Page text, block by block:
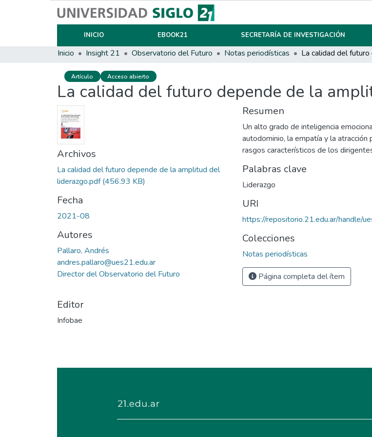
INICIO EBOOK21 SECRETARÍA DE INVESTIGACIÓN
Inicio Insight 21 Observatorio del Futuro Notas periodísticas
Artículo Acceso abierto
La calidad del futuro depende de la
Archivos
La calidad del futuro depende de la amplitud del
liderazgo.pdf(456.93 KB)
Fecha
2021-08
Autores
Pallaro, Andrés
andres.pallaro@ues21.edu.ar
Director del Observatorio del Futuro
Editor
Infobae
Resumen
Un alto grado de inteligencia
autodominio, la empatía y la
rasgos característicos de los
Palabras clave
Liderazgo
URI
https://repositorio.21.edu.ar/handle/
Colecciones
Notas periodísticas
Página completa del ítem